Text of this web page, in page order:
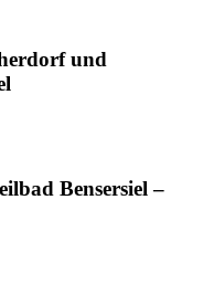
und
Bensersiel–